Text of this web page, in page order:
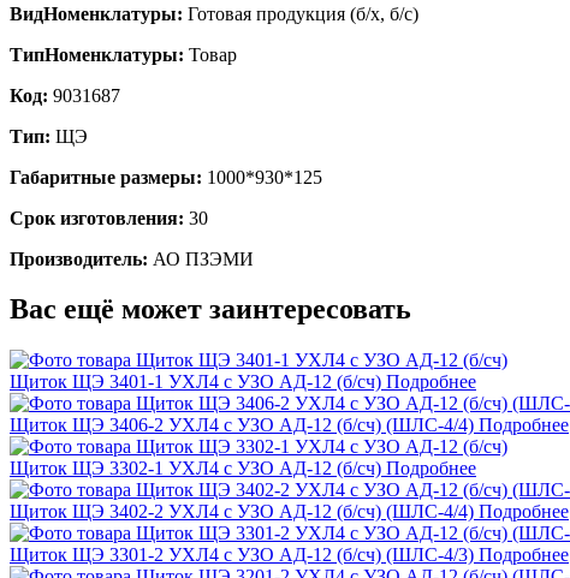
ВидНоменклатуры: Готовая продукция (б/х, б/с)
ТипНоменклатуры: Товар
Код: 9031687
Тип: ЩЭ
Габаритные размеры: 1000*930*125
Срок изготовления: 30
Производитель: АО ПЗЭМИ
Вас ещё может заинтересовать
Щиток ЩЭ 3401-1 УХЛ4 с УЗО АД-12 (б/сч) Подробнее
Щиток ЩЭ 3406-2 УХЛ4 с УЗО АД-12 (б/сч) (ШЛС-4/4) Подробнее
Щиток ЩЭ 3302-1 УХЛ4 с УЗО АД-12 (б/сч) Подробнее
Щиток ЩЭ 3402-2 УХЛ4 с УЗО АД-12 (б/сч) (ШЛС-4/4) Подробнее
Щиток ЩЭ 3301-2 УХЛ4 с УЗО АД-12 (б/сч) (ШЛС-4/3) Подробнее